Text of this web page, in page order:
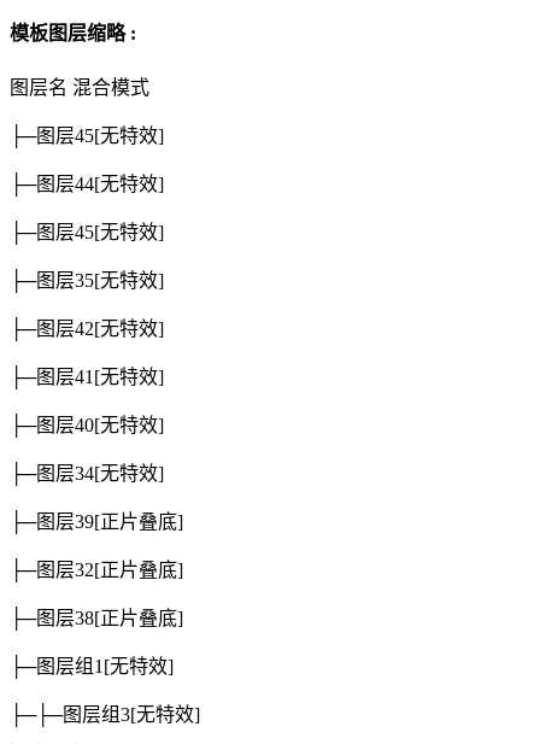
模板图层缩略 :
图层名 混合模式
├─图层45[无特效]
├─图层44[无特效]
├─图层45[无特效]
├─图层35[无特效]
├─图层42[无特效]
├─图层41[无特效]
├─图层40[无特效]
├─图层34[无特效]
├─图层39[正片叠底]
├─图层32[正片叠底]
├─图层38[正片叠底]
├─图层组1[无特效]
├─├─图层组3[无特效]